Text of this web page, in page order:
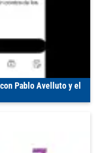
Pablo Avelluto y el